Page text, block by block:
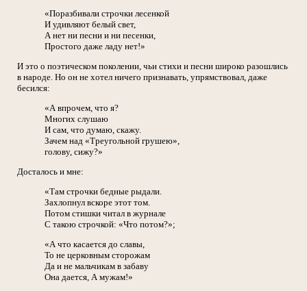
«Поразбивали строчки лесенкой
И удивляют белый свет,
А нет ни песни и ни песенки,
Простого даже ладу нет!»
И это о поэтическом поколении, чьи стихи и песни широко разошлись
в народе. Но он не хотел ничего признавать, упрямствовал, даже
бесился:
«А впрочем, что я?
Многих слушаю
И сам, что думаю, скажу.
Зачем над «Треугольной грушею»,
голову, сижу?»
Досталось и мне:
«Там строчки бедные рыдали.
Захлопнул вскоре этот том.
Потом стишки читал в журнале
С такою строчкой: «Что потом?»;
«А что касается до славы,
То не церковным сторожам
Да и не мальчикам в забаву
Она дается, А мужам!»